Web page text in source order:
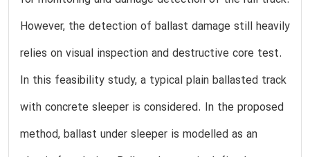
However, the detection of ballast damage still heavily
relies on visual inspection and destructive core test.
In this feasibility study, a typical plain ballasted track
with concrete sleeper is considered. In the proposed
method, ballast under sleeper is modelled as an